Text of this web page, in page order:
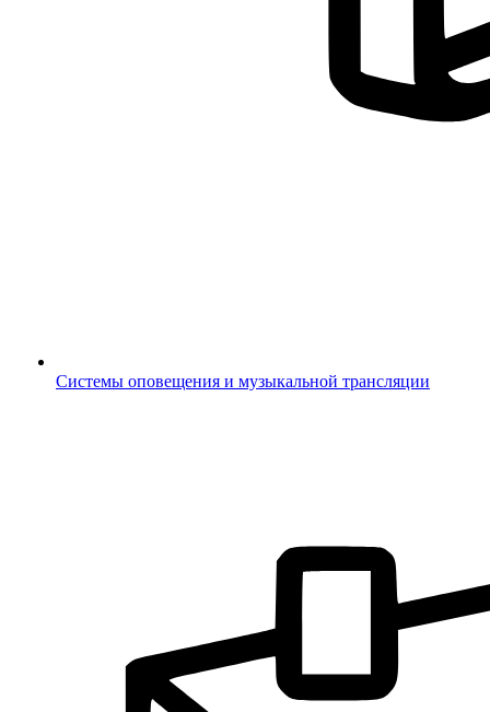
Системы оповещения и музыкальной трансляции